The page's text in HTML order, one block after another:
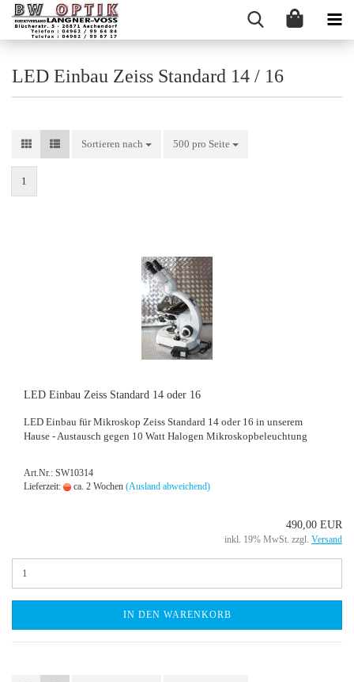
LED Einbau Zeiss Standard 14 / 16
Sortieren nach
Sortieren nach 500 pro Seite
pro Seite
1
LED Ein­bau Zeiss Stan­dard 14 oder 16
LED Ein­bau für Mi­kro­skop Zeiss Stan­dard 14 oder 16 in un­se­rem
Hause - Aus­tausch gegen 10 Watt Ha­lo­gen Mi­kro­skop­be­leuch­tung
Art.Nr.: SW10314
Lieferzeit:
ca. 2 Wochen (Ausland abweichend)
490,00 EUR
inkl. 19% MwSt. zzgl. Versand
IN DEN WARENKORB